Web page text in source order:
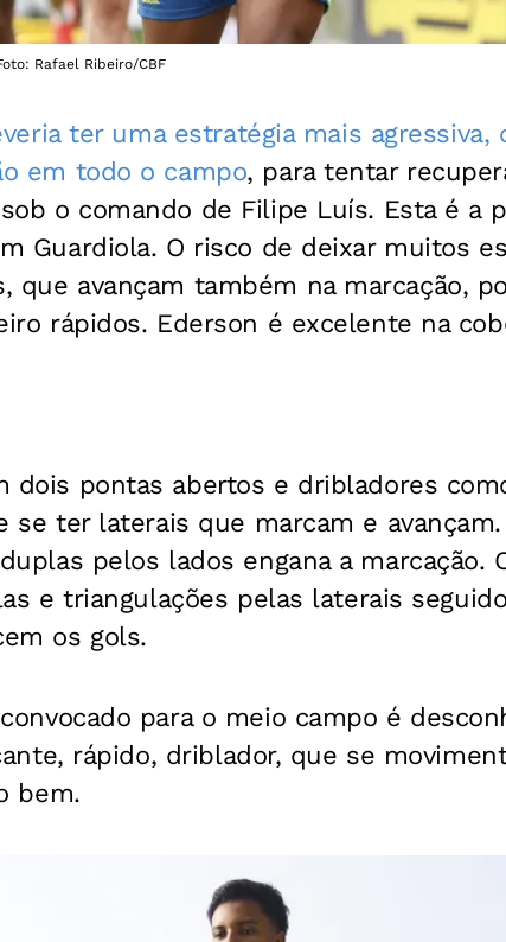
Rafael Ribeiro/CBF
ter uma estratégia mais agressiva,
em todo o campo, para tentar
o comando de Filipe Luís. Esta é a
Guardiola. O risco de deixar muitos
que avançam também na marcação,
rápidos. Ederson é excelente na
dois pontas abertos e dribladores
se ter laterais que marcam e
pelos lados engana a marcação.
e triangulações pelas laterais
os gols.
para o meio campo é
rápido, driblador, que se
bem.